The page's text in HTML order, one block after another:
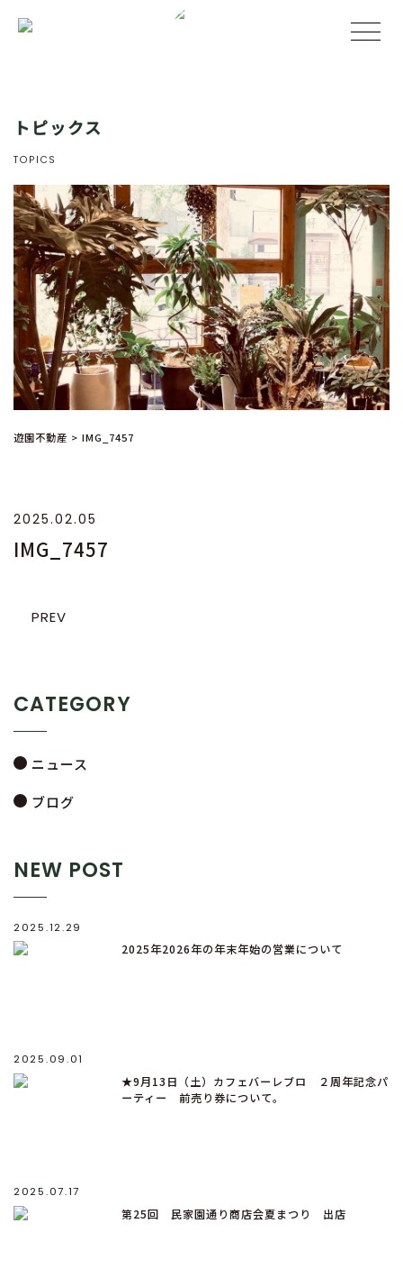
トピックス
TOPICS
遊園不動産 > IMG_7457
2025.02.05
IMG_7457
PREV
CATEGORY
ニュース
ブログ
NEW POST
2025.12.29
2025年2026年の年末年始の営業について
2025.09.01
★9月13日（土）カフェバーレブロ ２周年記念パ
ーティー 前売り券について。
2025.07.17
第25回 民家園通り商店会夏まつり 出店